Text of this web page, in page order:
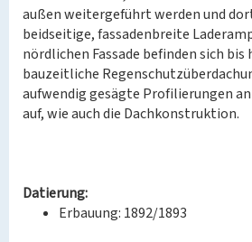
außen weitergeführt werden und
beidseitige, fassadenbreite
nördlichen Fassade befinden sich bis
bauzeitliche
aufwendig gesägte Profilierungen
auf, wie auch die Dachkonstruktion.
Datierung:
Erbauung: 1892/1893